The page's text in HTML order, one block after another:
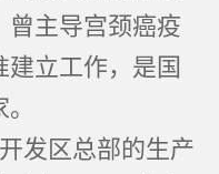
曾主导宫颈癌疫
立工作，是国
发区总部的生产